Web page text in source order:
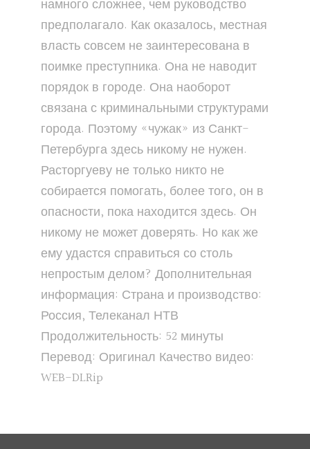
намного сложнее, чем руководство
предполагало. Как оказалось, местная
власть совсем не заинтересована в
поимке преступника. Она не наводит
порядок в городе. Она наоборот
связана с криминальными структурами
города. Поэтому «чужак» из Санкт-
Петербурга здесь никому не нужен.
Расторгуеву не только никто не
собирается помогать, более того, он в
опасности, пока находится здесь. Он
никому не может доверять. Но как же
ему удастся справиться со столь
непростым делом? Дополнительная
информация: Страна и производство:
Россия, Телеканал НТВ
Продолжительность: 52 минуты
Перевод: Оригинал Качество видео:
WEB-DLRip